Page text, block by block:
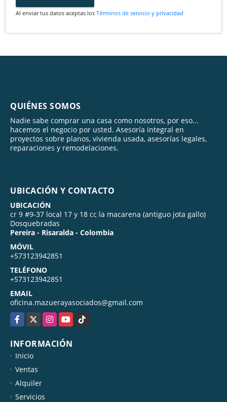
Al enviar tus datos aceptas los Términos de servicio y privacidad
QUIÉNES SOMOS
Nadie sabe comprar una casa como nosotros, por eso...
hacemos el negocio por usted. Asesoría integral en
proyectos sobre planos, vivienda usada, asesorías legales,
reparaciones y remodelaciones.
UBICACIÓN Y CONTACTO
UBICACIÓN
cr 9 #9-37 local 17 y 18 cc la macarena (antiguo jota gallo)
Dosquebradas
Pereira - Risaralda - Colombia
MÓVIL
+573123942851
TELÉFONO
+573123942851
EMAIL
oficina.mazuerayasociados@gmail.com
Facebook
X InstagramYouTubeTikTok
INFORMACIÓN
Inicio
Ventas
Alquiler
Servicios